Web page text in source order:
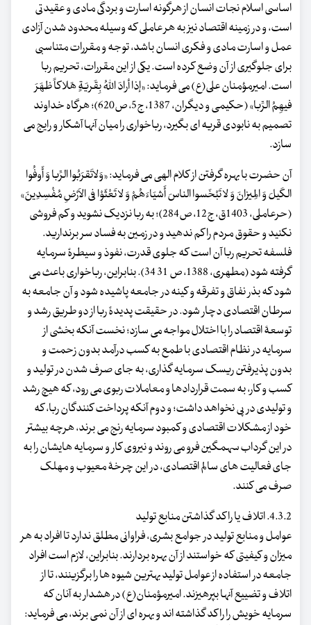
اساسی اسلام نجات انسان از هرگونه اسارت و بردگی مادی و عقیدتی
است، و در زمینه اقتصاد نیز به هر عاملی که وسیله محدود شدن آزادی
عمل و اسارت مادی و فکری انسان باشد، توجه و مقررات متناسبی
برای جلوگیری از آن وضع کرده است. یکی از این مقررات، تحریم ربا
است. امیرمؤمنان علی(ع) می فرماید: «إذا أرادَ اللهُ بِقَریَةٍ هَلاکاً ظهَرَ
فیهِمُ الرِّبا» (حکیمی و دیگران، 1387، ج5، ص620)؛ هرگاه خداوند
تصمیم به نابودی قریه ای بگیرد، رباخواری را میان آنها آشکار و رایج می
سازد.
آن حضرت با بهره گرفتن از کلام الهی می فرماید: «وَلاتَقرَبُوا الرِّبا وَ أَوفُوا
الکَیلَ وَ المِیزانَ وَ لا تَبْخَسوا الناسَ أَشیَاءَهُمْ وَ لا تَعْثَوْا فی الاَرْضِ مُفْسِدِینَ»
(حرعاملی، 1403ق، ج12، ص284)؛ به ربا نزدیک نشوید و کم فروشی
نکنید و حقوق مردم را کم ندهید و در زمین به فساد سر برندارید.
فلسفه تحریم ربا آن است که جلوی قدرت، نفوذ و سیطرۀ سرمایه
گرفته شود (مطهری، 1388، ص 31 34). بنابراین، رباخواری باعث می
شود که بذر نفاق و تفرقه و کینه در جامعه پاشیده شود و آن جامعه به
سرطان اقتصادی دچار شود. در حقیقت پدیدۀ ربا از دو طریق رشد و
توسعۀ اقتصاد را با اختلال مواجه می سازد؛ نخست آنکه بخشی از
سرمایه در نظام اقتصادی با طمع به کسب درآمد بدون زحمت و
بدون پذیرفتن ریسک سرمایه گذاری، به جای صرف شدن در تولید و
کسب و کار، به سمت قراردادها و معاملات ربوی می رود، که هیچ رشد
و تولیدی در پی نخواهد داشت؛ و دوم آنکه پرداخت کنندگان ربا، که
خود از مشکلات اقتصادی و کمبود سرمایه رنج می برند، هرچه بیشتر
در این گرداب سهمگین فرو می روند و نیروی کار و سرمایه هایشان را به
جای فعالیت های سالم اقتصادی، در این چرخۀ معیوب و مهلک
صرف می کنند.
4.3.2. اتلاف یا راکد گذاشتن منابع تولید
عوامل و منابع تولید در جوامع بشری، فراوانی مطلق ندارد تا افراد به هر
میزان و کیفیتی که خواستند از آن بهره بردارند. بنابراین، لازم است افراد
جامعه در استفاده از عوامل تولید بهترین شیوه ها را برگزینند، تا از
اتلاف و تضییع آنها بپرهیزند. امیرمؤمنان(ع) در هشدار به آنان که
سرمایه خویش را راکد گذاشته اند و بهره ای از آن نمی برند، می فرماید: